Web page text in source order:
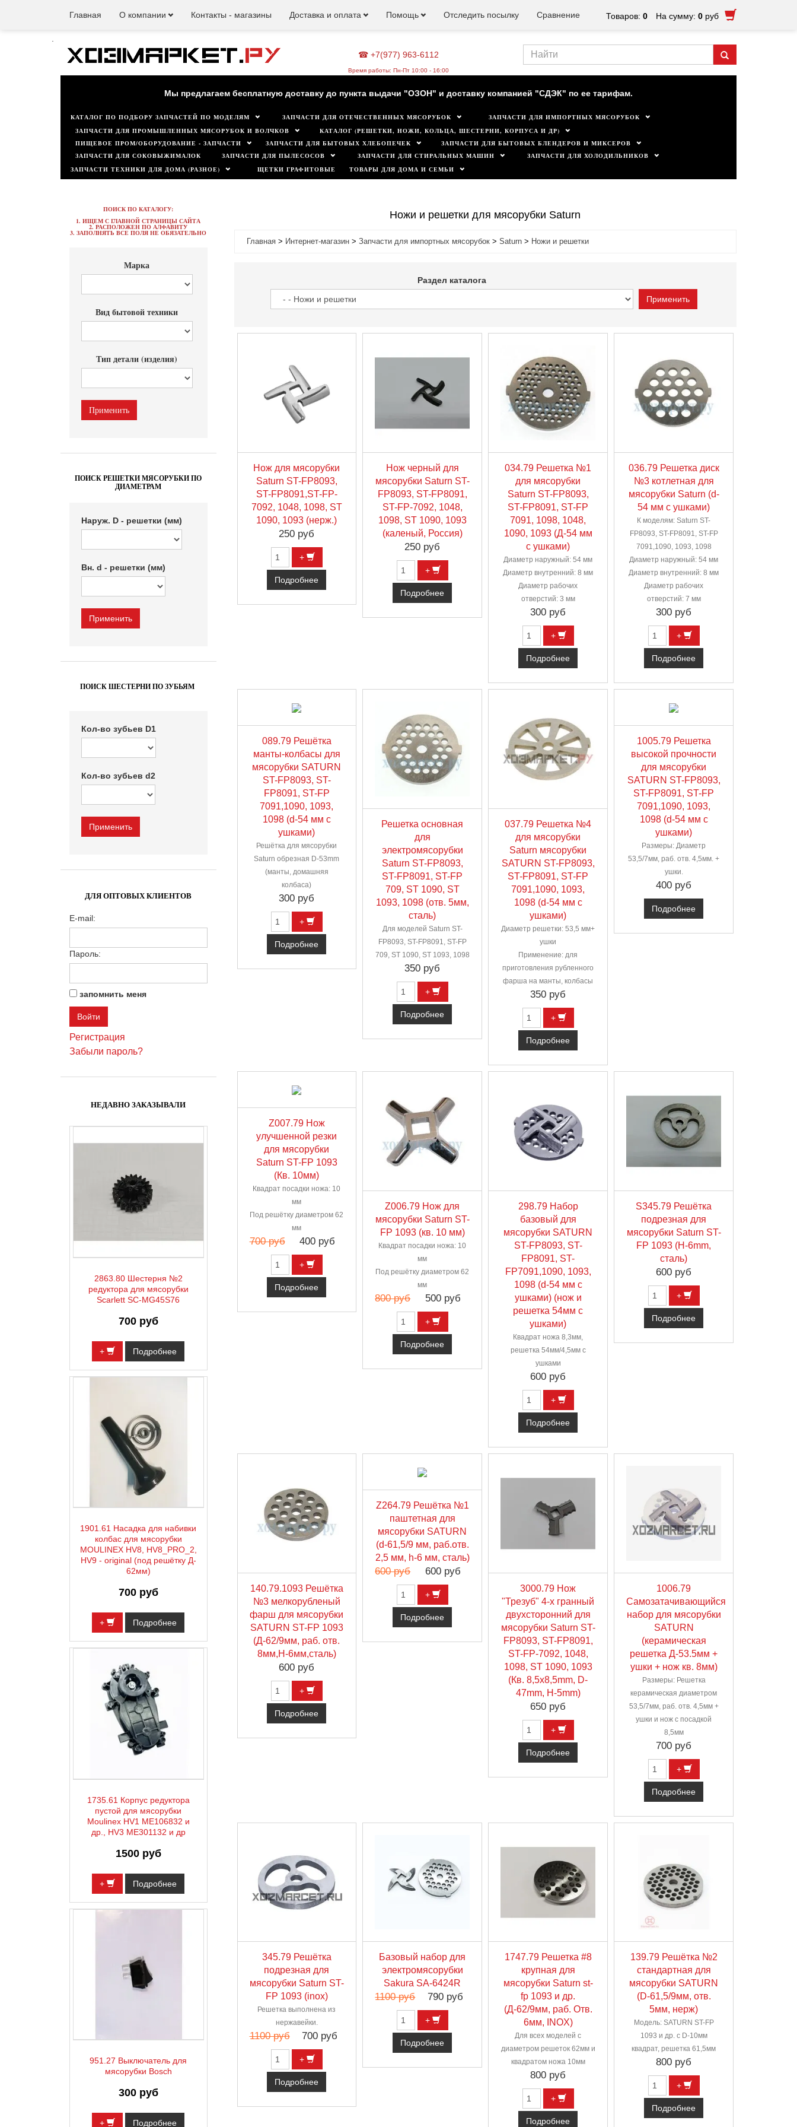
Товаров: 0 На сумму: 0 руб
Главная О компании Контакты - магазины Доставка и оплата Помощь Отследить посылку Сравнение
☎ +7(977) 963-6112
Время работы: Пн-Пт 10:00 - 16:00
Наш магазин работает для вас в обычном режиме. Все цены на сайте актуальны.
Мы предлагаем бесплатную доставку до пункта выдачи "ОЗОН" и доставку компанией "СДЭК" по ее тарифам.
Минимальная сумма заказа 500 руб.
КАТАЛОГ ПО ПОДБОРУ ЗАПЧАСТЕЙ ПО МОДЕЛЯМ ЗАПЧАСТИ ДЛЯ ОТЕЧЕСТВЕННЫХ МЯСОРУБОК
ЗАПЧАСТИ ДЛЯ ИМПОРТНЫХ МЯСОРУБОК
ЗАПЧАСТИ ДЛЯ ПРОМЫШЛЕННЫХ МЯСОРУБОК И ВОЛЧКОВ
КАТАЛОГ (РЕШЕТКИ, НОЖИ, КОЛЬЦА, ШЕСТЕРНИ, КОРПУСА И ДР)
ПИЩЕВОЕ ПРОМ/ОБОРУДОВАНИЕ - ЗАПЧАСТИ
ЗАПЧАСТИ ДЛЯ БЫТОВЫХ ХЛЕБОПЕЧЕК
ЗАПЧАСТИ ДЛЯ БЫТОВЫХ БЛЕНДЕРОВ И МИКСЕРОВ
ЗАПЧАСТИ ДЛЯ СОКОВЫЖИМАЛОК
ЗАПЧАСТИ ДЛЯ ПЫЛЕСОСОВ ЗАПЧАСТИ ДЛЯ СТИРАЛЬНЫХ МАШИН
ЗАПЧАСТИ ДЛЯ ХОЛОДИЛЬНИКОВ
ЗАПЧАСТИ ТЕХНИКИ ДЛЯ ДОМА (РАЗНОЕ)
ЩЕТКИ ГРАФИТОВЫЕ ТОВАРЫ ДЛЯ ДОМА И СЕМЬИ
Ножи и решетки для мясорубки Saturn
Главная> Интернет-магазин> Запчасти для импортных мясорубок> Saturn> Ножи и решетки
Раздел каталога
Нож для мясорубки
Saturn ST-FP8093,
ST-FP8091,ST-FP-
7092, 1048, 1098, ST
1090, 1093 (нерж.)
250 руб
+
Подробнее
Нож черный для
мясорубки Saturn ST-
FP8093, ST-FP8091,
ST-FP-7092, 1048,
1098, ST 1090, 1093
(каленый, Россия)
250 руб
+
Подробнее
034.79 Решетка №1
для мясорубки
Saturn ST-FP8093,
ST-FP8091, ST-FP
7091, 1098, 1048,
1090, 1093 (Д-54 мм
с ушками)
Диаметр наружный: 54 мм
Диаметр внутренний: 8 мм
Диаметр рабочих
отверстий: 3 мм
300 руб
+
Подробнее
036.79 Решетка диск
№3 котлетная для
мясорубки Saturn (d-
54 мм с ушками)
К моделям: Saturn ST-
FP8093, ST-FP8091, ST-FP
7091,1090, 1093, 1098
Диаметр наружный: 54 мм
Диаметр внутренний: 8 мм
Диаметр рабочих
отверстий: 7 мм
300 руб
+
Подробнее
089.79 Решётка
манты-колбасы для
мясорубки SATURN
ST-FP8093, ST-
FP8091, ST-FP
7091,1090, 1093,
1098 (d-54 мм с
ушками)
Решётка для мясорубки
Saturn обрезная D-53mm
(манты, домашняя
колбаса)
300 руб
+
Подробнее
Решетка основная
для
электромясорубки
Saturn ST-FP8093,
ST-FP8091, ST-FP
709, ST 1090, ST
1093, 1098 (отв. 5мм,
сталь)
Для моделей Saturn ST-
FP8093, ST-FP8091, ST-FP
709, ST 1090, ST 1093, 1098
350 руб
+
Подробнее
037.79 Решетка №4
для мясорубки
Saturn мясорубки
SATURN ST-FP8093,
ST-FP8091, ST-FP
7091,1090, 1093,
1098 (d-54 мм с
ушками)
Диаметр решетки: 53,5 мм+
ушки
Применение: для
приготовления рубленного
фарша на манты, колбасы
350 руб
+
Подробнее
1005.79 Решетка
высокой прочности
для мясорубки
SATURN ST-FP8093,
ST-FP8091, ST-FP
7091,1090, 1093,
1098 (d-54 мм с
ушками)
Размеры: Диаметр
53,5/7мм, раб. отв. 4,5мм. +
ушки.
400 руб
Подробнее
Z007.79 Нож
улучшенной резки
для мясорубки
Saturn ST-FP 1093
(Кв. 10мм)
Квадрат посадки ножа: 10
мм
Под решётку диаметром 62
мм
700 руб 400 руб
+
Подробнее
Z006.79 Нож для
мясорубки Saturn ST-
FP 1093 (кв. 10 мм)
Квадрат посадки ножа: 10
мм
Под решётку диаметром 62
мм
800 руб 500 руб
+
Подробнее
298.79 Набор
базовый для
мясорубки SATURN
ST-FP8093, ST-
FP8091, ST-
FP7091,1090, 1093,
1098 (d-54 мм с
ушками) (нож и
решетка 54мм с
ушками)
Квадрат ножа 8,3мм,
решетка 54мм/4,5мм с
ушками
600 руб
+
Подробнее
S345.79 Решётка
подрезная для
мясорубки Saturn ST-
FP 1093 (H-6mm,
сталь)
600 руб
+
Подробнее
140.79.1093 Решётка
№3 мелкорубленый
фарш для мясорубки
SATURN ST-FP 1093
(Д-62/9мм, раб. отв.
8мм,Н-6мм,сталь)
600 руб
+
Подробнее
Z264.79 Решётка №1
паштетная для
мясорубки SATURN
(d-61,5/9 мм, раб.отв.
2,5 мм, h-6 мм, сталь)
600 руб 600 руб
+
Подробнее
3000.79 Нож
"Трезуб" 4-х гранный
двухсторонний для
мясорубки Saturn ST-
FP8093, ST-FP8091,
ST-FP-7092, 1048,
1098, ST 1090, 1093
(Кв. 8,5х8,5mm, D-
47mm, H-5mm)
650 руб
+
Подробнее
1006.79
Самозатачивающийся
набор для мясорубки
SATURN
(керамическая
решетка Д-53.5мм +
ушки + нож кв. 8мм)
Размеры: Решетка
керамическая диаметром
53,5/7мм, раб. отв. 4,5мм +
ушки и нож с посадкой
8,5мм
700 руб
+
Подробнее
345.79 Решётка
подрезная для
мясорубки Saturn ST-
FP 1093 (inox)
Решетка выполнена из
нержавейки.
1100 руб 700 руб
+
Подробнее
Базовый набор для
электромясорубки
Sakura SA-6424R
1100 руб 790 руб
+
Подробнее
1747.79 Решетка #8
крупная для
мясорубки Saturn st-
fp 1093 и др.
(Д-62/9мм, раб. Отв.
6мм, INOX)
Для всех моделей с
диаметром решеток 62мм и
квадратом ножа 10мм
800 руб
+
Подробнее
139.79 Решётка №2
стандартная для
мясорубки SATURN
(D-61,5/9мм, отв.
5мм, нерж)
Модель: SATURN ST-FP
1093 и др. с D-10мм
квадрат, решетка 61,5мм
800 руб
+
Подробнее
ПОИСК ПО КАТАЛОГУ:
1. ИЩЕМ С ГЛАВНОЙ СТРАНИЦЫ САЙТА
2. РАСПОЛОЖЕН ПО АЛФАВИТУ
3. ЗАПОЛНЯТЬ ВСЕ ПОЛЯ НЕ ОБЯЗАТЕЛЬНО
Марка
Вид бытовой техники
Тип детали (изделия)
ПОИСК РЕШЕТКИ МЯСОРУБКИ ПО
ДИАМЕТРАМ
Наруж. D - решетки (мм)
Вн. d - решетки (мм)
ПОИСК ШЕСТЕРНИ ПО ЗУБЬЯМ
Кол-во зубьев D1
Кол-во зубьев d2
ДЛЯ ОПТОВЫХ КЛИЕНТОВ
E-mail:
Пароль:
запомнить меня
Регистрация
Забыли пароль?
НЕДАВНО ЗАКАЗЫВАЛИ
2863.80 Шестерня №2
редуктора для мясорубки
Scarlett SC-MG45S76
700 руб
+ Подробнее
1901.61 Насадка для набивки
колбас для мясорубки
MOULINEX HV8, HV8_PRO_2,
HV9 - original (под решётку Д-
62мм)
700 руб
+ Подробнее
1735.61 Корпус редуктора
пустой для мясорубки
Moulinex HV1 ME106832 и
др., HV3 ME301132 и др
1500 руб
+ Подробнее
951.27 Выключатель для
мясорубки Bosch
300 руб
+ Подробнее